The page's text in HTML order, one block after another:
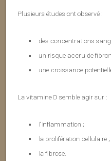
Plusieurs études ont observé :
des concentrations
un risque accru de
une croissance
La vitamine D semble agir sur :
l’inflammation ;
la prolifération cellulaire ;
la fibrose.